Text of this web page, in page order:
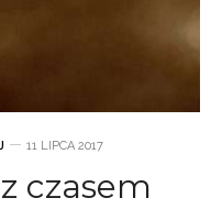
11 LIPCA 2017
czasem